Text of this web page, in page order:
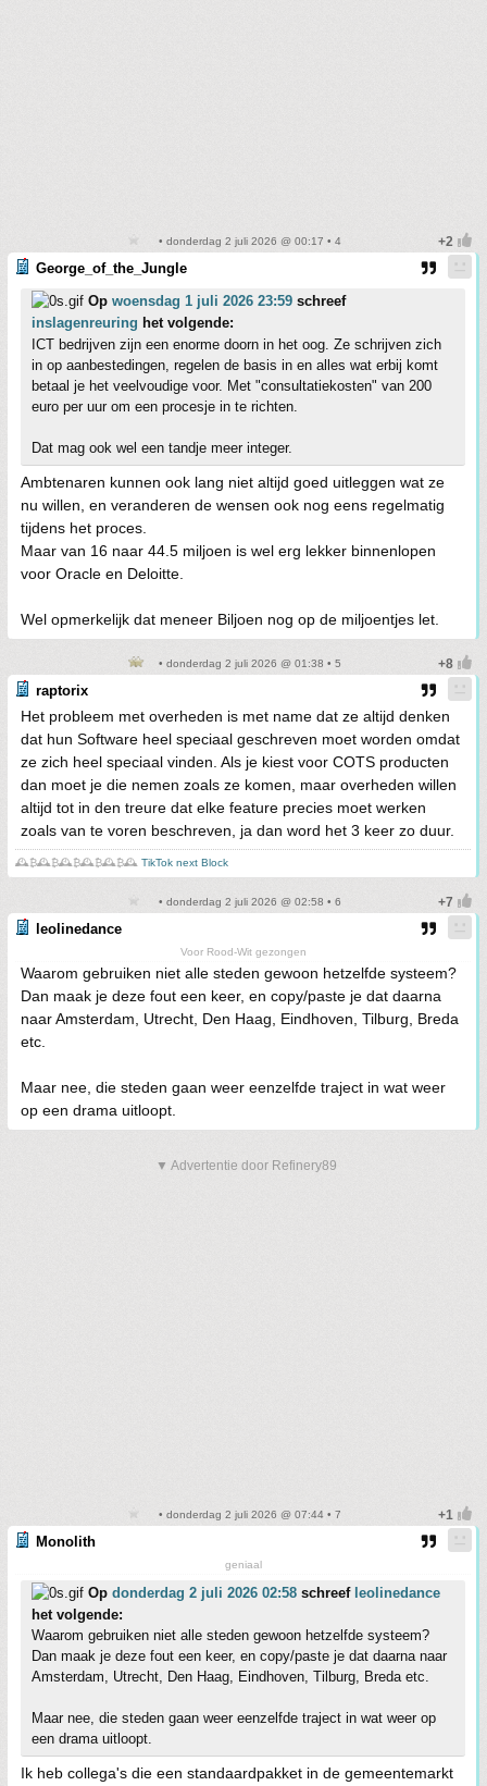
• donderdag 2 juli 2026 @ 00:17 • 4
George_of_the_Jungle
Op woensdag 1 juli 2026 23:59 schreef
inslagenreuring het volgende:
ICT bedrijven zijn een enorme doorn in het oog. Ze schrijven zich
in op aanbestedingen, regelen de basis in en alles wat erbij komt
betaal je het veelvoudige voor. Met "consultatiekosten" van 200
euro per uur om een procesje in te richten.
Dat mag ook wel een tandje meer integer.
Ambtenaren kunnen ook lang niet altijd goed uitleggen wat ze
nu willen, en veranderen de wensen ook nog eens regelmatig
tijdens het proces.
Maar van 16 naar 44.5 miljoen is wel erg lekker binnenlopen
voor Oracle en Deloitte.
Wel opmerkelijk dat meneer Biljoen nog op de miljoentjes let.
• donderdag 2 juli 2026 @ 01:38 • 5
raptorix
Het probleem met overheden is met name dat ze altijd denken
dat hun Software heel speciaal geschreven moet worden omdat
ze zich heel speciaal vinden. Als je kiest voor COTS producten
dan moet je die nemen zoals ze komen, maar overheden willen
altijd tot in den treure dat elke feature precies moet werken
zoals van te voren beschreven, ja dan word het 3 keer zo duur.
🕰️₿🕰️₿🕰️₿🕰️₿🕰️₿🕰️ TikTok next Block
• donderdag 2 juli 2026 @ 02:58 • 6
leolinedance
Voor Rood-Wit gezongen
Waarom gebruiken niet alle steden gewoon hetzelfde systeem?
Dan maak je deze fout een keer, en copy/paste je dat daarna
naar Amsterdam, Utrecht, Den Haag, Eindhoven, Tilburg, Breda
etc.
Maar nee, die steden gaan weer eenzelfde traject in wat weer
op een drama uitloopt.
▼ Advertentie door Refinery89
• donderdag 2 juli 2026 @ 07:44 • 7
Monolith
geniaal
Op donderdag 2 juli 2026 02:58 schreef leolinedance
het volgende:
Waarom gebruiken niet alle steden gewoon hetzelfde systeem?
Dan maak je deze fout een keer, en copy/paste je dat daarna naar
Amsterdam, Utrecht, Den Haag, Eindhoven, Tilburg, Breda etc.
Maar nee, die steden gaan weer eenzelfde traject in wat weer op
een drama uitloopt.
Ik heb collega's die een standaardpakket in de gemeentemarkt